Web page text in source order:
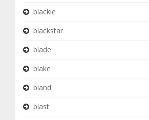
blackie
blackstar
blade
blake
bland
blast